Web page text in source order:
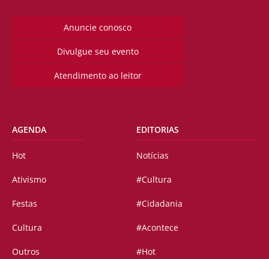
Anuncie conosco
Divulgue seu evento
Atendimento ao leitor
AGENDA
Hot
Ativismo
Festas
Cultura
Outros
EDITORIAS
Notícias
#Cultura
#Cidadania
#Acontece
#Hot